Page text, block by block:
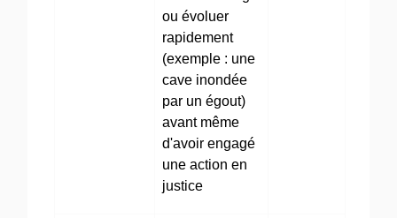
ou évoluer
rapidement
(exemple : une
cave inondée
par un égout)
avant même
d'avoir engagé
une action en
justice